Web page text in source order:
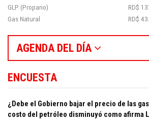
GLP (Propano)
RD$
Gas Natural
RD$
AGENDA DEL DÍA
ENCUESTA
¿Debe el Gobierno bajar el precio de las
costo del petróleo disminuyó como afirma